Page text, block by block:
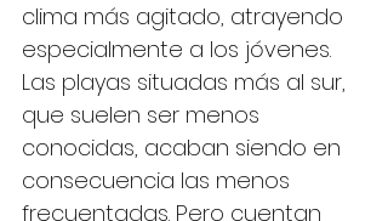
clima más agitado, atrayendo
especialmente a los jóvenes.
Las playas situadas más al sur,
que suelen ser menos
conocidas, acaban siendo en
consecuencia las menos
frecuentadas. Pero cuentan